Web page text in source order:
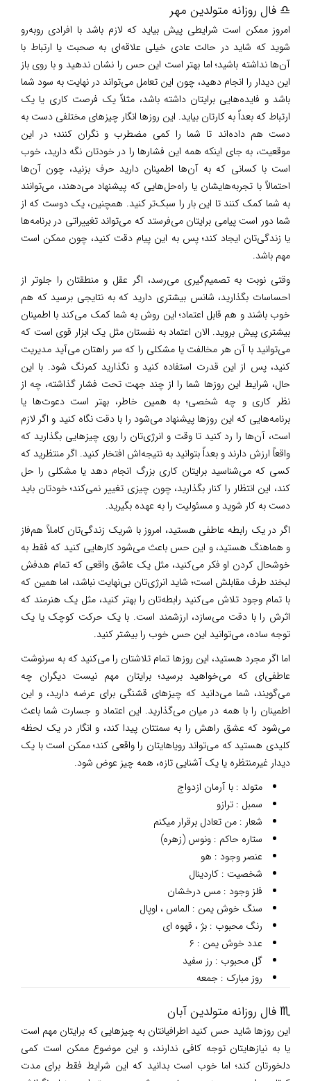
♎ فال روزانه متولدین مهر
امروز ممکن است شرایطی پیش بیاید که لازم باشد با افرادی روبه‌رو
شوید که شاید در حالت عادی خیلی علاقه‌ای به صحبت یا ارتباط با
آن‌ها نداشته باشید؛ اما بهتر است این حس را نشان ندهید و با روی باز
این دیدار را انجام دهید، چون این تعامل می‌تواند در نهایت به سود شما
باشد و فایده‌هایی برایتان داشته باشد، مثلاً یک فرصت کاری یا یک
ارتباط که بعداً به کارتان بیاید. این روزها انگار چیزهای مختلفی دست به
دست هم داده‌اند تا شما را کمی مضطرب و نگران کنند؛ در این
موقعیت، به جای اینکه همه این فشارها را در خودتان نگه دارید، خوب
است با کسانی که به آن‌ها اطمینان دارید حرف بزنید، چون آن‌ها
احتمالاً با تجربه‌هایشان یا راه‌حل‌هایی که پیشنهاد می‌دهند، می‌توانند
به شما کمک کنند تا این بار را سبک‌تر کنید. همچنین، یک دوست که از
شما دور است پیامی برایتان می‌فرستد که می‌تواند تغییراتی در برنامه‌ها
یا زندگی‌تان ایجاد کند؛ پس به این پیام دقت کنید، چون ممکن است
مهم باشد.
وقتی نوبت به تصمیم‌گیری می‌رسد، اگر عقل و منطقتان را جلوتر از
احساسات بگذارید، شانس بیشتری دارید که به نتایجی برسید که هم
خوب باشند و هم قابل اعتماد؛ این روش به شما کمک می‌کند با اطمینان
بیشتری پیش بروید. الان اعتماد به نفستان مثل یک ابزار قوی است که
می‌توانید با آن هر مخالفت یا مشکلی را که سر راهتان می‌آید مدیریت
کنید، پس از این قدرت استفاده کنید و نگذارید کمرنگ شود. با این
حال، شرایط این روزها شما را از چند جهت تحت فشار گذاشته، چه از
نظر کاری و چه شخصی؛ به همین خاطر، بهتر است دعوت‌ها یا
برنامه‌هایی که این روزها پیشنهاد می‌شود را با دقت نگاه کنید و اگر لازم
است، آن‌ها را رد کنید تا وقت و انرژی‌تان را روی چیزهایی بگذارید که
واقعاً ارزش دارند و بعداً بتوانید به نتیجه‌اش افتخار کنید. اگر منتظرید که
کسی که می‌شناسید برایتان کاری بزرگ انجام دهد یا مشکلی را حل
کند، این انتظار را کنار بگذارید، چون چیزی تغییر نمی‌کند؛ خودتان باید
دست به کار شوید و مسئولیت را به عهده بگیرید.
اگر در یک رابطه عاطفی هستید، امروز با شریک زندگی‌تان کاملاً هم‌فاز
و هماهنگ هستید، و این حس باعث می‌شود کارهایی کنید که فقط به
خوشحال کردن او فکر می‌کنید، مثل یک عاشق واقعی که تمام هدفش
لبخند طرف مقابلش است؛ شاید انرژی‌تان بی‌نهایت نباشد، اما همین که
با تمام وجود تلاش می‌کنید رابطه‌تان را بهتر کنید، مثل یک هنرمند که
اثرش را با دقت می‌سازد، ارزشمند است. با یک حرکت کوچک یا یک
توجه ساده، می‌توانید این حس خوب را بیشتر کنید.
اما اگر مجرد هستید، این روزها تمام تلاشتان را می‌کنید که به سرنوشت
عاطفی‌ای که می‌خواهید برسید؛ برایتان مهم نیست دیگران چه
می‌گویند، شما می‌دانید که چیزهای قشنگی برای عرضه دارید، و این
اطمینان را با همه در میان می‌گذارید. این اعتماد و جسارت شما باعث
می‌شود که عشق راهش را به سمتتان پیدا کند، و انگار در یک لحظه
کلیدی هستید که می‌تواند رویاهایتان را واقعی کند؛ ممکن است با یک
دیدار غیرمنتظره یا یک آشنایی تازه، همه چیز عوض شود.
متولد : با آرمان ازدواج
سمبل : ترازو
شعار : من تعادل برقرار میکنم
ستاره حاکم : ونوس (زهره)
عنصر وجود : هو
شخصیت : کاردینال
فلز وجود : مس درخشان
سنگ خوش یمن : الماس ، اوپال
رنگ محبوب : بژ ، قهوه ای
عدد خوش یمن : ۶
گل محبوب : رز سفید
روز مبارک : جمعه
♏ فال روزانه متولدین آبان
این روزها شاید حس کنید اطرافیانتان به چیزهایی که برایتان مهم است
یا به نیازهایتان توجه کافی ندارند، و این موضوع ممکن است کمی
دلخورتان کند؛ اما خوب است بدانید که این شرایط فقط برای مدت